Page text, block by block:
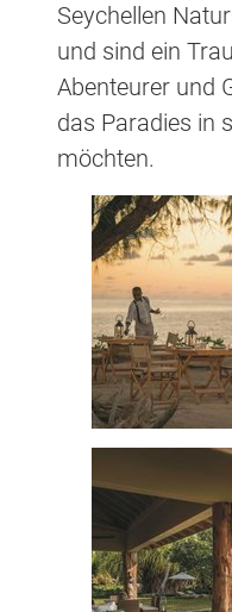
Seychellen
und sind ein
Abenteurer und
das Paradies in
möchten.